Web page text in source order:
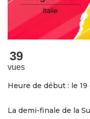
39
vues
Heure de début : le
La demi-finale de la